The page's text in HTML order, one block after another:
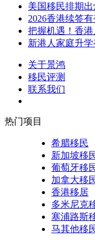
美国移民排期
2026香港续签
把握机遇！香港
新港人家庭升
关于景鸿
移民评测
联系我们
热门项目
希腊移民
新加坡移
葡萄牙移
加拿大移
香港移居
多米尼克
塞浦路斯
马其他移